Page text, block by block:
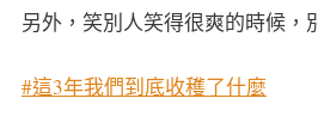
另外，笑別人笑得很爽的時候，
#這3年我們到底收穫了什麼